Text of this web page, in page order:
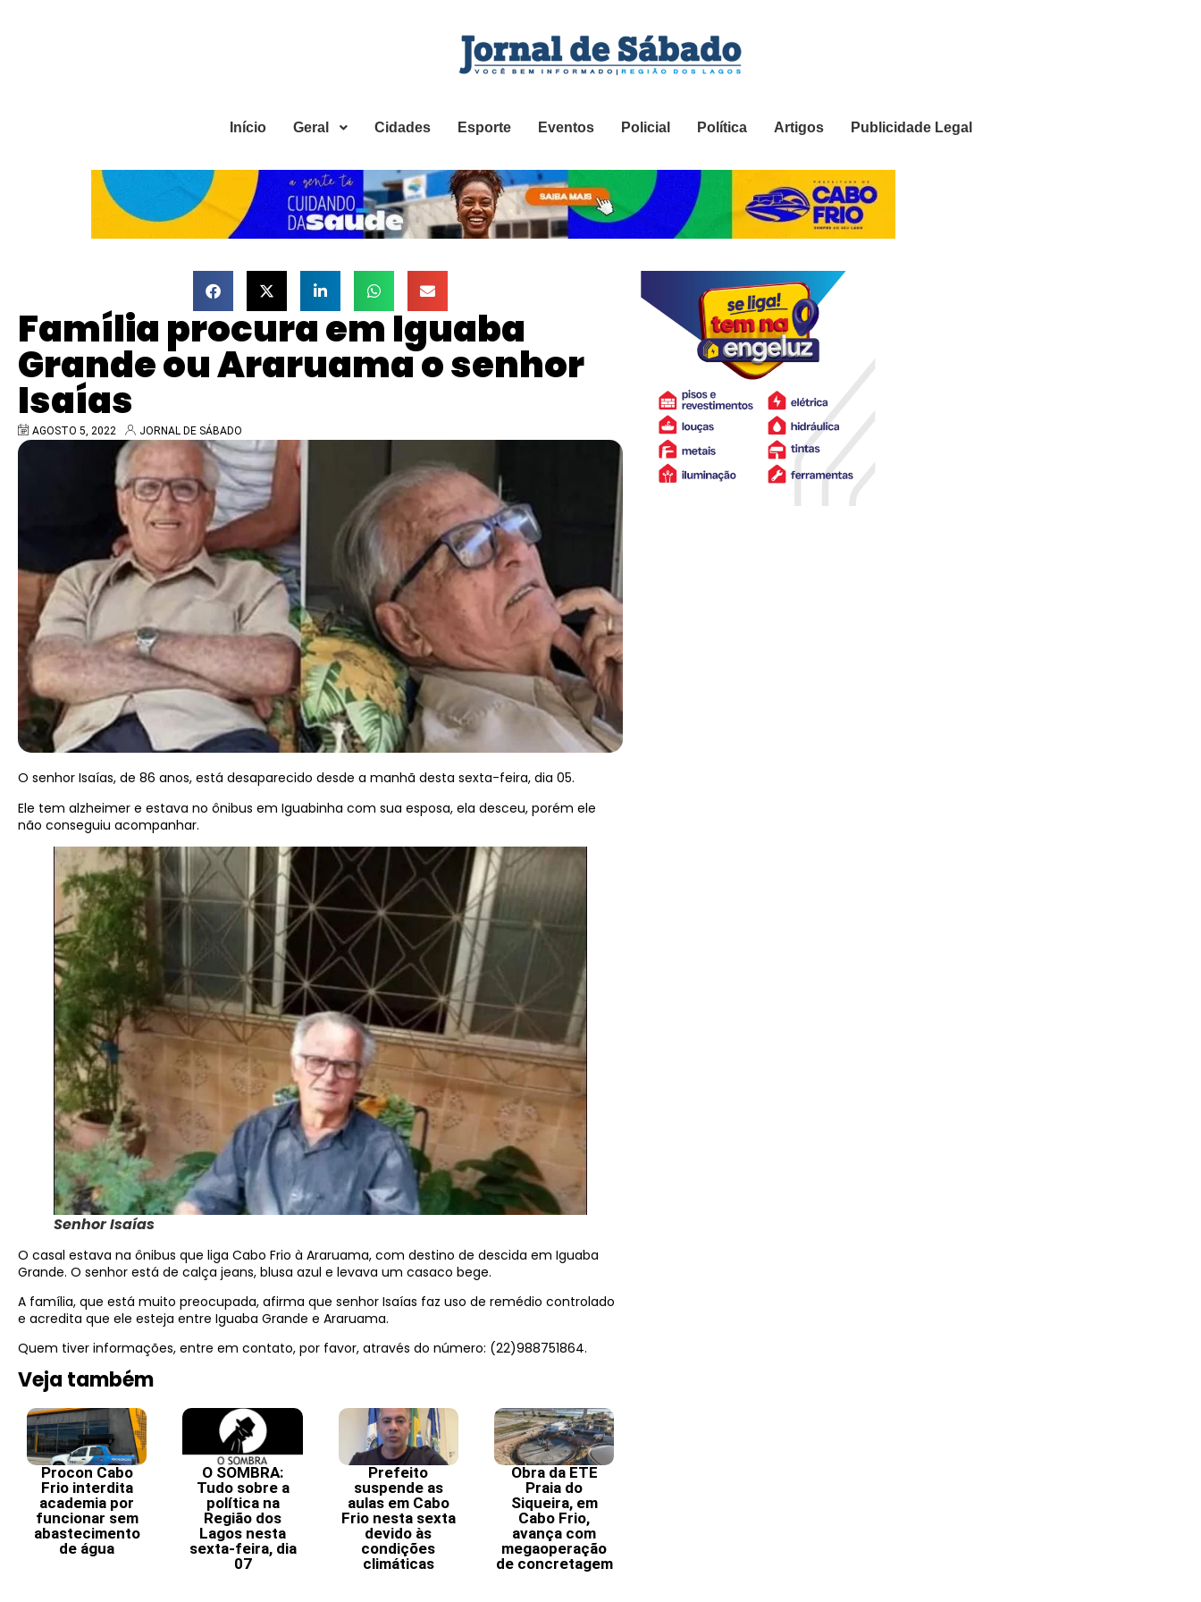
Início Geral Cidades Esporte Eventos Policial Política Artigos Publicidade Legal
Família procura em Iguaba
Grande ou Araruama o senhor
Isaías
AGOSTO 5, 2022 JORNAL DE SÁBADO
O senhor Isaías, de 86 anos, está desaparecido desde a manhã desta sexta-feira, dia 05.
Ele tem alzheimer e estava no ônibus em Iguabinha com sua esposa, ela desceu, porém ele
não conseguiu acompanhar.
Senhor Isaías
O casal estava na ônibus que liga Cabo Frio à Araruama, com destino de descida em Iguaba
Grande. O senhor está de calça jeans, blusa azul e levava um casaco bege.
A família, que está muito preocupada, afirma que senhor Isaías faz uso de remédio controlado
e acredita que ele esteja entre Iguaba Grande e Araruama.
Quem tiver informações, entre em contato, por favor, através do número: (22)988751864.
Veja também
Procon Cabo
Frio interdita
academia por
funcionar sem
abastecimento
de água
O SOMBRA:
Tudo sobre a
política na
Região dos
Lagos nesta
sexta-feira, dia
07
Prefeito
suspende as
aulas em Cabo
Frio nesta sexta
devido às
condições
climáticas
Obra da ETE
Praia do
Siqueira, em
Cabo Frio,
avança com
megaoperação
de concretagem